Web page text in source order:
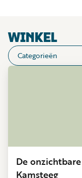
WINKEL
De
Kamsteeg
onze
missie
Info
Adverteren